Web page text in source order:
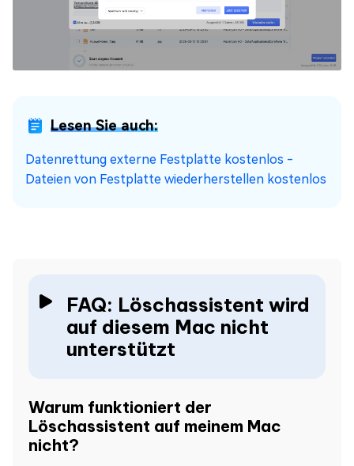
Lesen Sie auch:
Datenrettung externe Festplatte kostenlos -
Dateien von Festplatte wiederherstellen kostenlos
FAQ: Löschassistent wird
auf diesem Mac nicht
unterstützt
Warum funktioniert der
Löschassistent auf meinem Mac
nicht?